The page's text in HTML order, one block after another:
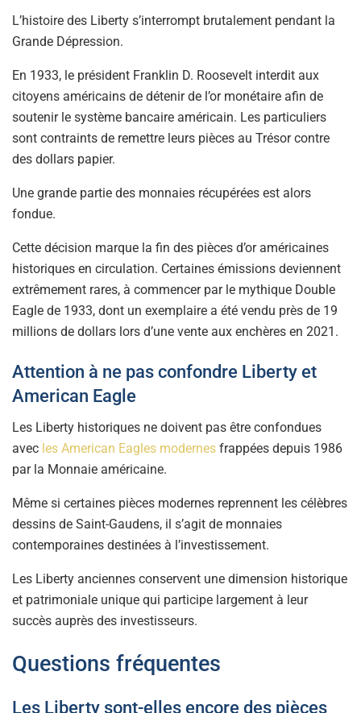
L’histoire des Liberty s’interrompt brutalement pendant la
Grande Dépression.
En 1933, le président Franklin D. Roosevelt interdit aux
citoyens américains de détenir de l’or monétaire afin de
soutenir le système bancaire américain. Les particuliers
sont contraints de remettre leurs pièces au Trésor contre
des dollars papier.
Une grande partie des monnaies récupérées est alors
fondue.
Cette décision marque la fin des pièces d’or américaines
historiques en circulation. Certaines émissions deviennent
extrêmement rares, à commencer par le mythique Double
Eagle de 1933, dont un exemplaire a été vendu près de 19
millions de dollars lors d’une vente aux enchères en 2021.
Attention à ne pas confondre Liberty et
American Eagle
Les Liberty historiques ne doivent pas être confondues
avec les American Eagles modernes frappées depuis 1986
par la Monnaie américaine.
Même si certaines pièces modernes reprennent les célèbres
dessins de Saint-Gaudens, il s’agit de monnaies
contemporaines destinées à l’investissement.
Les Liberty anciennes conservent une dimension historique
et patrimoniale unique qui participe largement à leur
succès auprès des investisseurs.
Questions fréquentes
Les Liberty sont-elles encore des pièces